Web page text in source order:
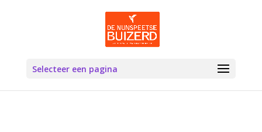
Selecteer een pagina